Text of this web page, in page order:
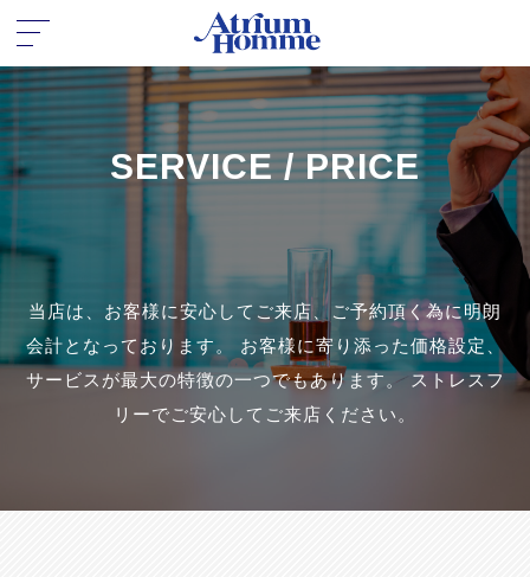
SERVICE / PRICE
当店は、お客様に安心してご来店、ご予約頂く為に明朗
会計となっております。 お客様に寄り添った価格設定、
サービスが最大の特徴の一つでもあります。 ストレスフ
リーでご安心してご来店ください。